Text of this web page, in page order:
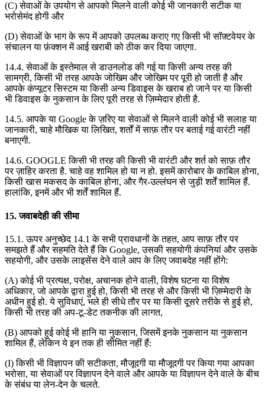
(C) सेवाओं के उपयोग से आपको मिलने वाली कोई भी जानकारी सटीक या
भरोसेमंद होगी और
(D) सेवाओं के भाग के रूप में आपको उपलब्ध कराए गए किसी भी सॉफ़्टवेयर के
संचालन या फ़ंक्शन में आई खराबी को ठीक कर दिया जाएगा.
14.4. सेवाओं के इस्तेमाल से डाउनलोड की गई या किसी अन्य तरह की
सामग्री, किसी भी तरह आपके जोखिम और जोखिम पर पूरी हो जाती है और
आपके कंप्यूटर सिस्टम या किसी अन्य डिवाइस के खराब हो जाने पर या किसी
भी डिवाइस के नुकसान के लिए पूरी तरह से ज़िम्मेदार होती है.
14.5. आपके या Google के ज़रिए या सेवाओं से मिलने वाली कोई भी सलाह या
जानकारी, चाहे मौखिक या लिखित, शर्तों में साफ़ तौर पर बताई गई वारंटी नहीं
बनाएगी.
14.6. GOOGLE किसी भी तरह की किसी भी वारंटी और शर्त को साफ़ तौर
पर ज़ाहिर करता है. चाहे वह शामिल हो या न हो. इसमें कारोबार के काबिल होना,
किसी खास मकसद के काबिल होना, और गैर-उल्लंघन से जुड़ी शर्तें शामिल हैं.
हालांकि, इनमें और भी शर्तें शामिल हैं.
15. जवाबदेही की सीमा
15.1. ऊपर अनुच्छेद 14.1 के सभी प्रावधानों के तहत, आप साफ़ तौर पर
समझते हैं और सहमति देते हैं कि Google, उसकी सहयोगी कंपनियां और उसके
सहयोगी, और उसके लाइसेंस देने वाले आप के लिए जवाबदेह नहीं होंगे:
(A) कोई भी प्रत्यक्ष, परोक्ष, अचानक होने वाली, विशेष घटना या विशेष
अधिकार, जो आपके द्वारा हुई हो, किसी भी तरह से और किसी भी ज़िम्मेदारी के
अधीन हुई हो. ये सुविधाएं, भले ही सीधे तौर पर या किसी दूसरे तरीके से हुई हो,
किसी भी तरह की अप-टू-डेट तकनीक की लागत,
(B) आपको हुई कोई भी हानि या नुकसान, जिसमें इनके नुकसान या नुकसान
शामिल हैं, लेकिन ये इन तक ही सीमित नहीं हैं:
(I) किसी भी विज्ञापन की सटीकता, मौजूदगी या मौजूदगी पर किया गया आपका
भरोसा, या सेवाओं पर विज्ञापन देने वाले और आपके या विज्ञापन देने वाले के बीच
के संबंध या लेन-देन के चलते.